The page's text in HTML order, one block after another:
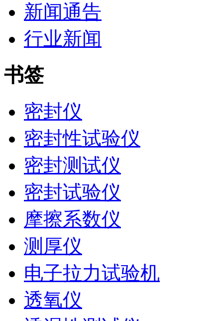
新闻通告
行业新闻
书签
密封仪
密封性试验仪
密封测试仪
密封试验仪
摩擦系数仪
测厚仪
电子拉力试验机
透氧仪